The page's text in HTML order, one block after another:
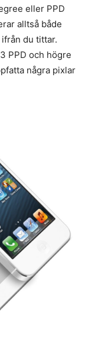
eller PPD
alltså både
du tittar.
PPD och högre
några pixlar